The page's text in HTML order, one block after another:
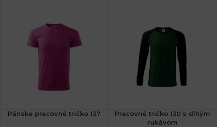
Pánske pracovné tričko 137
Pracovné tričko 130 s dlhým
rukávom